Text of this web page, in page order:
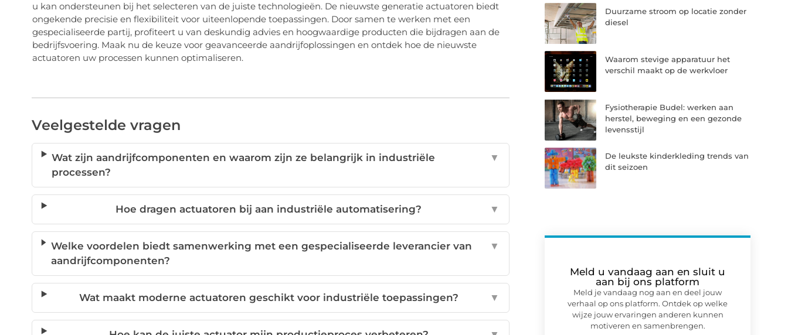
u kan ondersteunen bij het selecteren van de juiste technologieën. De nieuwste generatie actuatoren biedt
ongekende precisie en flexibiliteit voor uiteenlopende toepassingen. Door samen te werken met een
gespecialiseerde partij, profiteert u van deskundig advies en hoogwaardige producten die bijdragen aan de
bedrijfsvoering. Maak nu de keuze voor geavanceerde aandrijfoplossingen en ontdek hoe de nieuwste
actuatoren uw processen kunnen optimaliseren.
Veelgestelde vragen
Wat zijn aandrijfcomponenten en waarom zijn ze belangrijk in industriële
processen?
▼
Hoe dragen actuatoren bij aan industriële automatisering? ▼
Welke voordelen biedt samenwerking met een gespecialiseerde leverancier van
aandrijfcomponenten?
▼
Wat maakt moderne actuatoren geschikt voor industriële toepassingen? ▼
Duurzame stroom op locatie zonder
diesel
Waarom stevige apparatuur het
verschil maakt op de werkvloer
Fysiotherapie Budel: werken aan
herstel, beweging en een gezonde
levensstijl
De leukste kinderkleding trends van
dit seizoen
Meld u vandaag aan en sluit u
aan bij ons platform
Meld je vandaag nog aan en deel jouw
verhaal op ons platform. Ontdek op welke
wijze jouw ervaringen anderen kunnen
motiveren en samenbrengen.